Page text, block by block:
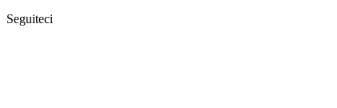
Seguiteci